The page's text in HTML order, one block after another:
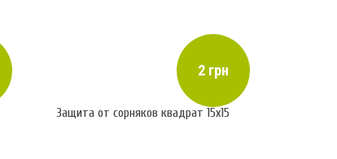
2 грн
Защита от сорняков квадрат 15х15